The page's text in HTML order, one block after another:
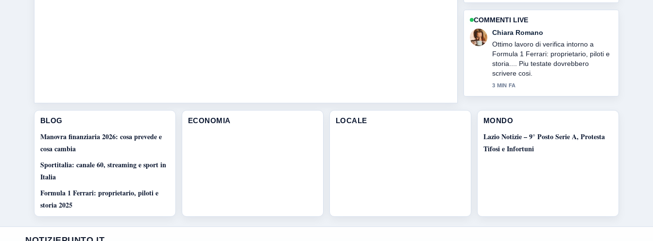
COMMENTI LIVE
Luca Conti
Ottima analisi di Manovra finanziaria
2026: cosa prevede e cosa.... E la
sintesi piu chiara che abbia visto oggi.
5 MIN FA
cosa cambia
Italia
storia 2025
Tifosi e Infortuni